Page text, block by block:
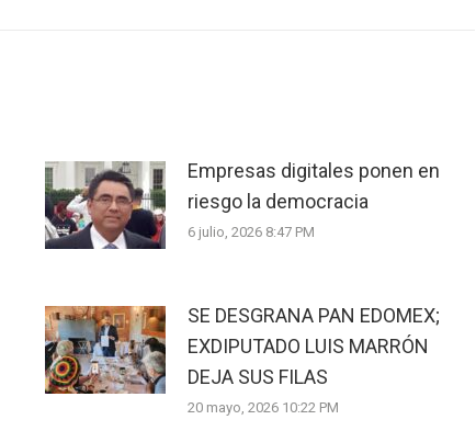
Empresas digitales ponen en
riesgo la democracia
6 julio, 2026 8:47 PM
SE DESGRANA PAN EDOMEX;
EXDIPUTADO LUIS MARRÓN
DEJA SUS FILAS
20 mayo, 2026 10:22 PM